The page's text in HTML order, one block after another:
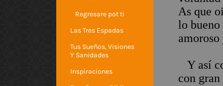
Regresare pot ti
Las Tres Espadas
Tus Sueños, Visiones
Y Sanidades
Inspiraciones
As que
lo
Y así
con